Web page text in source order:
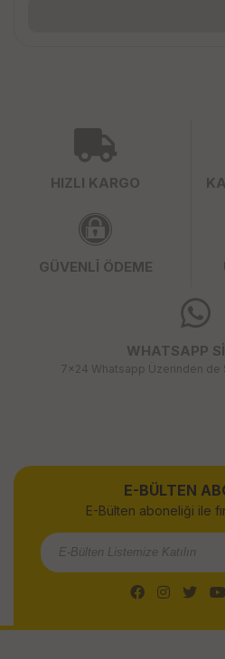
HIZLI KARGO
GÜVENLİ ÖDEME
WHATSAPP
7x24 Whatsapp Üzerinden de
E-BÜLTEN
E-Bülten aboneliği ile